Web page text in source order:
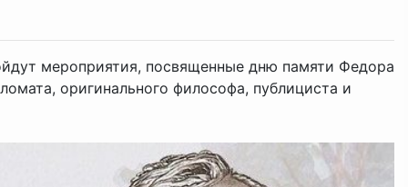
мероприятия, посвященные дню памяти Федора
оригинального философа, публициста и